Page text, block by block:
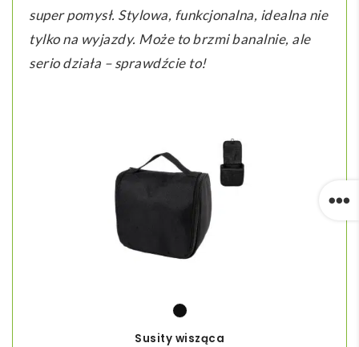
super pomysł. Stylowa, funkcjonalna, idealna nie
tylko na wyjazdy. Może to brzmi banalnie, ale
serio działa – sprawdźcie to!
Susity wisząca